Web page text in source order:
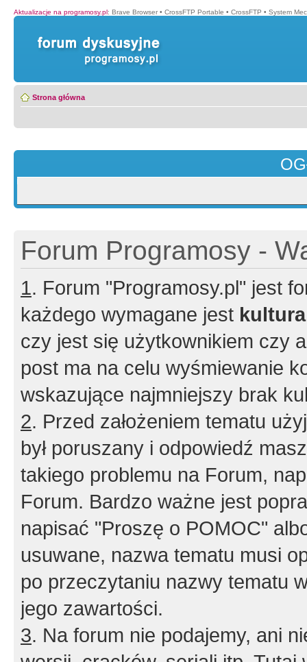
Aktualizacje na programosy.pl: Brave Browser • CrossFTP Portable • CrossFTP • System
Strona główna
Forum Programosy -
1. Forum "Programosy.pl" jest
każdego wymagane jest
czy jest się użytkownikiem czy
post ma na celu wyśmiewanie
wskazujące najmniejszy brak
2. Przed założeniem tematu
był poruszany i odpowiedź
takiego problemu na Forum,
Forum. Bardzo ważne jest
napisać "Proszę o POMOC"
usuwane, nazwa tematu musi
po przeczytaniu nazwy tematu
jego zawartości.
3. Na forum nie podajemy, ani